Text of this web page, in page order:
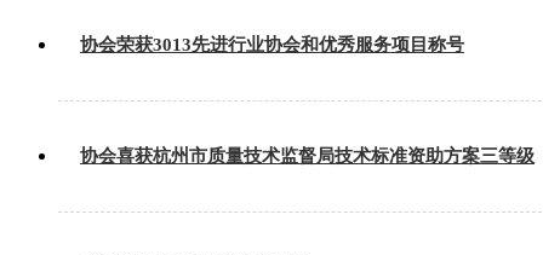
协会荣获3013先进行业协会和优秀服务项目称号
协会喜获杭州市质量技术监督局技术标准资助方案三等级